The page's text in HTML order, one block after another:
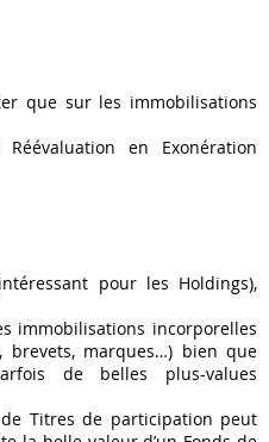
que sur les immobilisations
en Exonération
pour les Holdings),
immobilisations incorporelles
brevets, marques…) bien que
de belles plus-values
Titres de participation peut